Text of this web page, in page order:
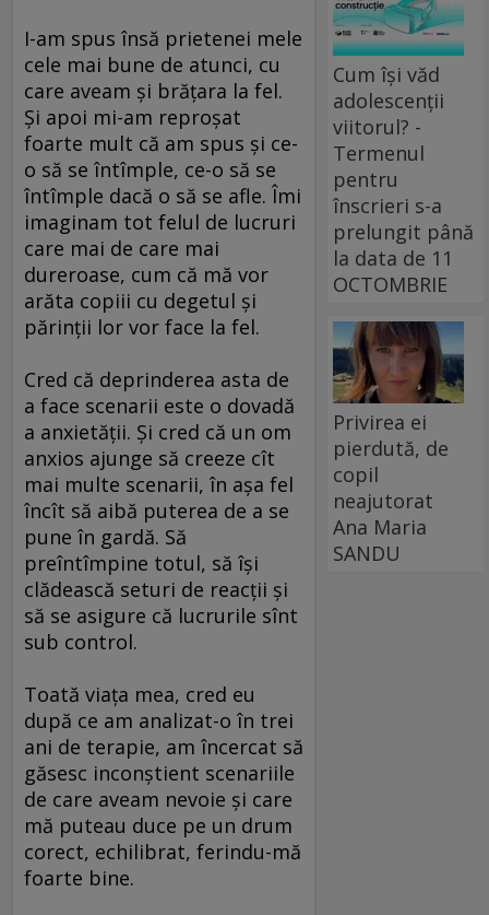
I-am spus însă prietenei mele
cele mai bune de atunci, cu
care aveam şi brăţara la fel.
Şi apoi mi-am reproşat
foarte mult că am spus şi ce-
o să se întîmple, ce-o să se
întîmple dacă o să se afle. Îmi
imaginam tot felul de lucruri
care mai de care mai
dureroase, cum că mă vor
arăta copiii cu degetul şi
părinţii lor vor face la fel.
Cred că deprinderea asta de
a face scenarii este o dovadă
a anxietăţii. Şi cred că un om
anxios ajunge să creeze cît
mai multe scenarii, în aşa fel
încît să aibă puterea de a se
pune în gardă. Să
preîntîmpine totul, să îşi
clădească seturi de reacţii şi
să se asigure că lucrurile sînt
sub control.
Toată viaţa mea, cred eu
după ce am analizat-o în trei
ani de terapie, am încercat să
găsesc inconştient scenariile
de care aveam nevoie şi care
mă puteau duce pe un drum
corect, echilibrat, ferindu-mă
foarte bine.
Cum își văd
adolescenții
viitorul? -
Termenul
pentru
înscrieri s-a
prelungit până
la data de 11
OCTOMBRIE
Privirea ei
pierdută, de
copil
neajutorat
Ana Maria
SANDU